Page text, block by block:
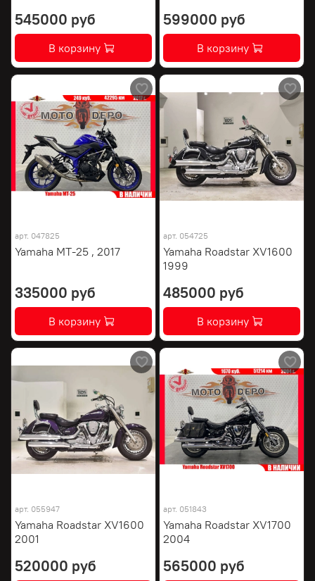
545000 руб
В корзину
599000 руб
В корзину
арт. 047825
Yamaha MT-25 , 2017
335000 руб
В корзину
арт. 054725
Yamaha Roadstar XV1600
1999
485000 руб
В корзину
арт. 055947
Yamaha Roadstar XV1600
2001
520000 руб
арт. 051843
Yamaha Roadstar XV1700
2004
565000 руб